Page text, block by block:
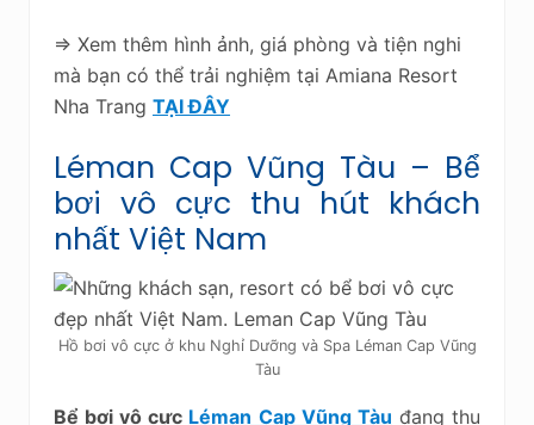
=> Xem thêm hình ảnh, giá phòng và tiện nghi
mà bạn có thể trải nghiệm tại Amiana Resort
Nha Trang TẠI ĐÂY
Léman Cap Vũng Tàu – Bể
bơi vô cực thu hút khách
nhất Việt Nam
Hồ bơi vô cực ở khu Nghỉ Dưỡng và Spa Léman Cap Vũng
Tàu
Bể bơi vô cực Léman Cap Vũng Tàu đang thu